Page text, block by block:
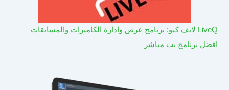
LiveQ لايف كيو: برنامج عرض وادارة الكاميرات والمسابقات –
افضل برنامج بث مباشر